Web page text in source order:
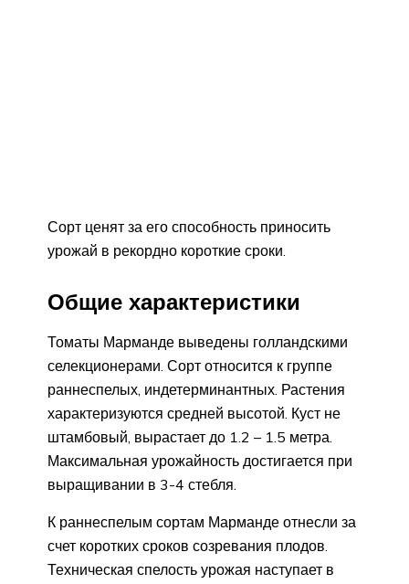
Сорт ценят за его способность приносить
урожай в рекордно короткие сроки.
Общие характеристики
Томаты Марманде выведены голландскими
селекционерами. Сорт относится к группе
раннеспелых, индетерминантных. Растения
характеризуются средней высотой. Куст не
штамбовый, вырастает до 1.2 – 1.5 метра.
Максимальная урожайность достигается при
выращивании в 3-4 стебля.
К раннеспелым сортам Марманде отнесли за
счет коротких сроков созревания плодов.
Техническая спелость урожая наступает в